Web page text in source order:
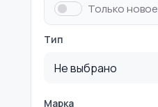
Только новое
Тип
Не выбрано
Марка